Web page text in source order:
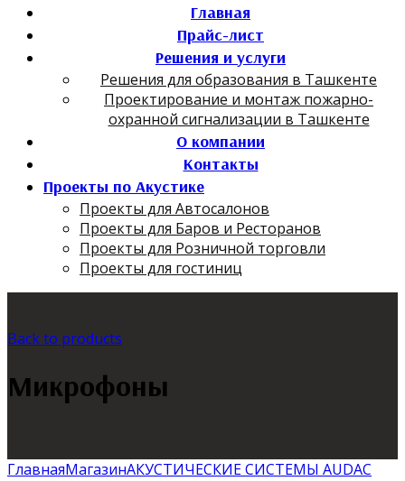
Главная
Прайс-лист
Решения и услуги
Решения для образования в Ташкенте
Проектирование и монтаж пожарно-
охранной сигнализации в Ташкенте
О компании
Контакты
Проекты по Акустике
Проекты для Автосалонов
Проекты для Баров и Ресторанов
Проекты для Розничной торговли
Проекты для гостиниц
Back to products
Микрофоны
ГлавнаяМагазинАКУСТИЧЕСКИЕ СИСТЕМЫ AUDAC